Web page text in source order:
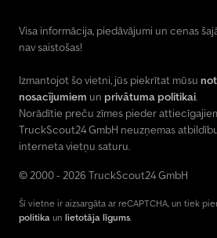
Visa informācija, piedāvājumi un cenas
nav saistošas!
Izmantojot šo vietni, jūs piekrītat mūsu
nosacījumiem un privātuma politikai.
Norādītie preču zīmes pieder
TruckScout24 GmbH neuzņemas
interneta vietņu saturu.
© 2000 - 2026 TruckScout24 GmbH
Šī vietne ir aizsargāta ar reCAPTCHA, un tiek
politika un lietotāja līgums.